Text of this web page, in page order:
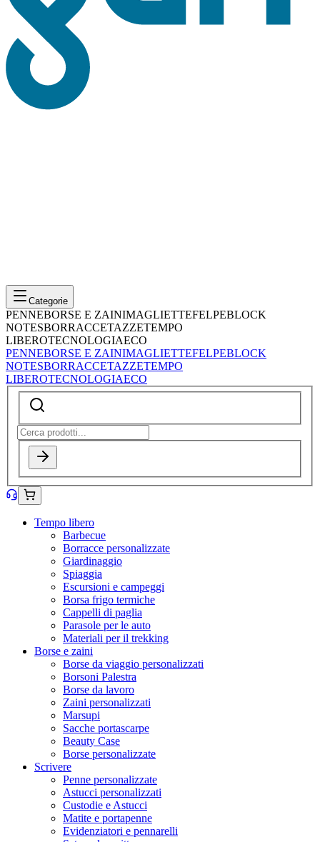
Categorie
PENNEBORSE E ZAINIMAGLIETTEFELPEBLOCK
NOTESBORRACCETAZZETEMPO
LIBEROTECNOLOGIAECO
PENNEBORSE E ZAINIMAGLIETTEFELPEBLOCK
NOTESBORRACCETAZZETEMPO
LIBEROTECNOLOGIAECO
Tempo libero
Barbecue
Borracce personalizzate
Giardinaggio
Spiaggia
Escursioni e campeggi
Borsa frigo termiche
Cappelli di paglia
Parasole per le auto
Materiali per il trekking
Borse e zaini
Borse da viaggio personalizzati
Borsoni Palestra
Borse da lavoro
Zaini personalizzati
Marsupi
Sacche portascarpe
Beauty Case
Borse personalizzate
Scrivere
Penne personalizzate
Astucci personalizzati
Custodie e Astucci
Matite e portapenne
Evidenziatori e pennarelli